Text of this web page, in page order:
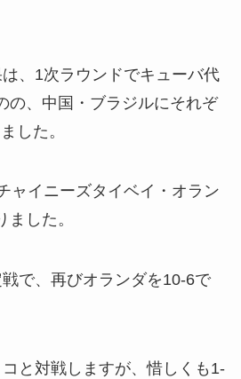
、1次ラウンドでキューバ代
の、中国・ブラジルにそれぞ
した。
ャイニーズタイベイ・オラン
した。
で、再びオランダを10-6で
と対戦しますが、惜しくも1-